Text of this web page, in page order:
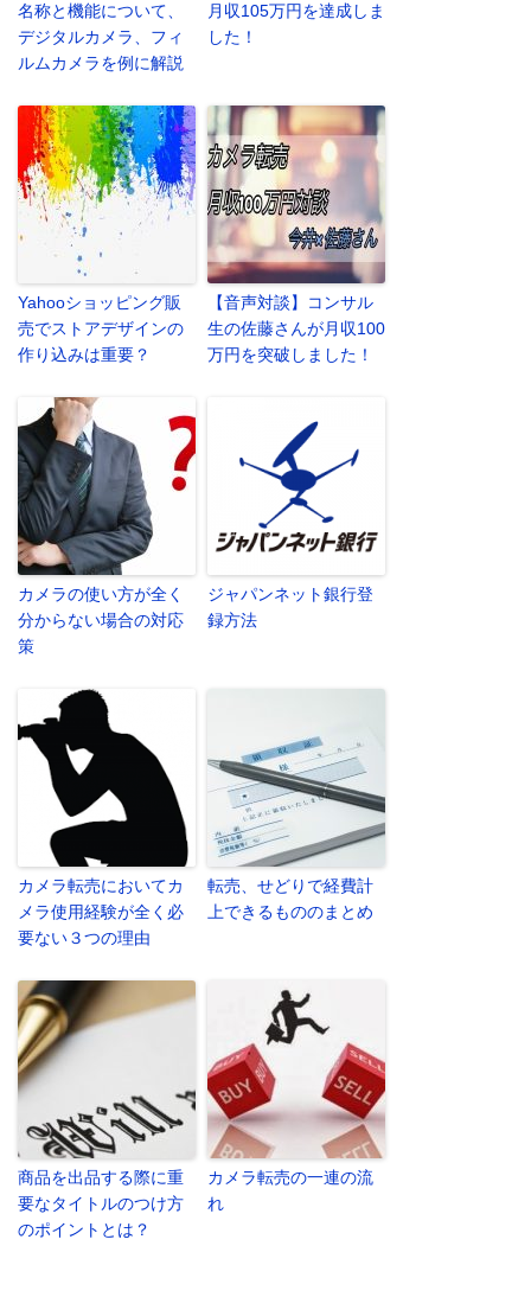
名称と機能について、
デジタルカメラ、フィ
ルムカメラを例に解説
月収105万円を達成しま
した！
Yahooショッピング販
売でストアデザインの
作り込みは重要？
【音声対談】コンサル
生の佐藤さんが月収100
万円を突破しました！
カメラの使い方が全く
分からない場合の対応
策
ジャパンネット銀行登
録方法
カメラ転売においてカ
メラ使用経験が全く必
要ない３つの理由
転売、せどりで経費計
上できるもののまとめ
商品を出品する際に重
要なタイトルのつけ方
のポイントとは？
カメラ転売の一連の流
れ